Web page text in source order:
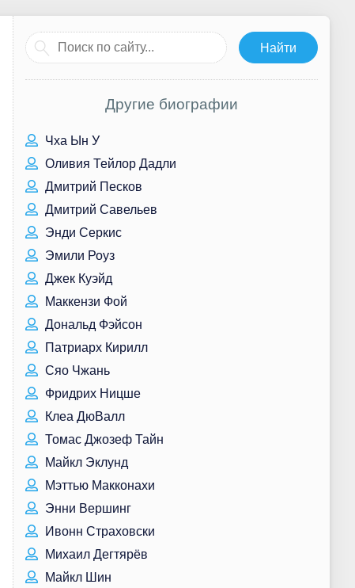
Другие биографии
Чха Ын У
Оливия Тейлор Дадли
Дмитрий Песков
Дмитрий Савельев
Энди Серкис
Эмили Роуз
Джек Куэйд
Маккензи Фой
Дональд Фэйсон
Патриарх Кирилл
Сяо Чжань
Фридрих Ницше
Клеа ДюВалл
Томас Джозеф Тайн
Майкл Эклунд
Мэттью Макконахи
Энни Вершинг
Ивонн Страховски
Михаил Дегтярёв
Майкл Шин